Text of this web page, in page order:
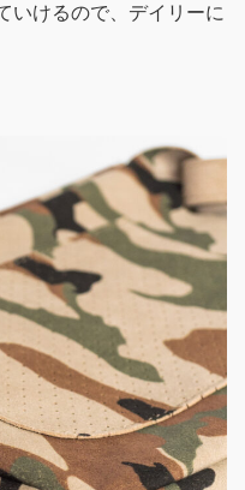
いけるので、デイリーに